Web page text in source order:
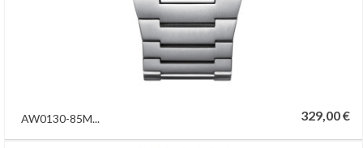
AW0130-85M... 329,00 €